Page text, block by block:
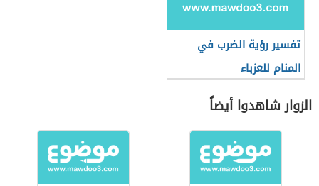
تفسير رؤية الضرب في
المنام للعزباء
الزوار شاهدوا أيضاً